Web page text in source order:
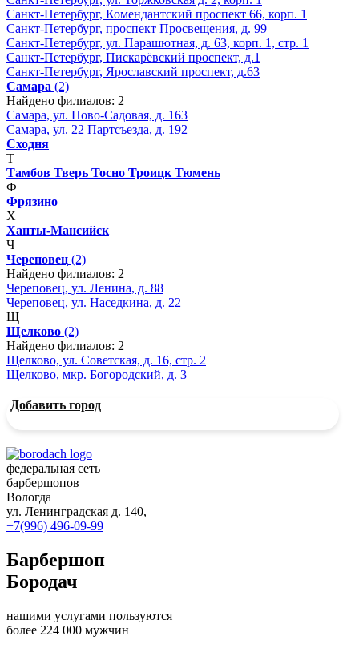
Санкт-Петербург, Комендантский проспект 66, корп. 1
Санкт-Петербург, проспект Просвещения, д. 99
Санкт-Петербург, ул. Парашютная, д. 63, корп. 1, стр. 1
Санкт-Петербург, Пискарёвский проспект, д.1
Санкт-Петербург, Ярославский проспект, д.63
Самара (2)
Найдено филиалов: 2
Самара, ул. Ново-Садовая, д. 163
Самара, ул. 22 Партсъезда, д. 192
Сходня
Т
Тамбов Тверь Тосно Троицк Тюмень
Ф
Фрязино
Х
Ханты-Мансийск
Ч
Череповец (2)
Найдено филиалов: 2
Череповец, ул. Ленина, д. 88
Череповец, ул. Наседкина, д. 22
Щ
Щелково (2)
Найдено филиалов: 2
Щелково, ул. Советская, д. 16, стр. 2
Щелково, мкр. Богородский, д. 3
Добавить город
федеральная сеть
барбершопов
Вологда
ул. Ленинградская д. 140,
+7(996) 496-09-99
Барбершоп
Бородач
нашими услугами пользуются
более 224 000 мужчин